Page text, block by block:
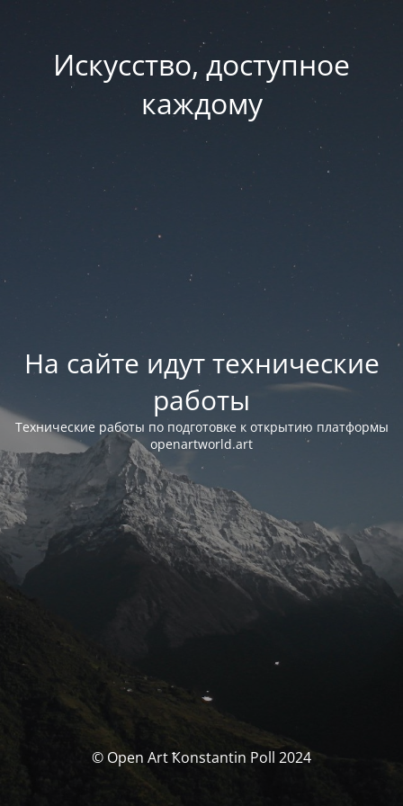
Искусство, доступное
каждому
На сайте идут технические
работы
Технические работы по подготовке к открытию платформы
openartworld.art
© Open Art Ҟonstantin Poll 2024